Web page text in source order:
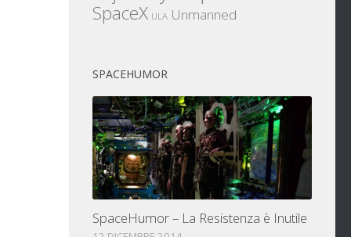
SpaceX ULA Unmanned
SPACEHUMOR
SpaceHumor – La Resistenza è Inutile